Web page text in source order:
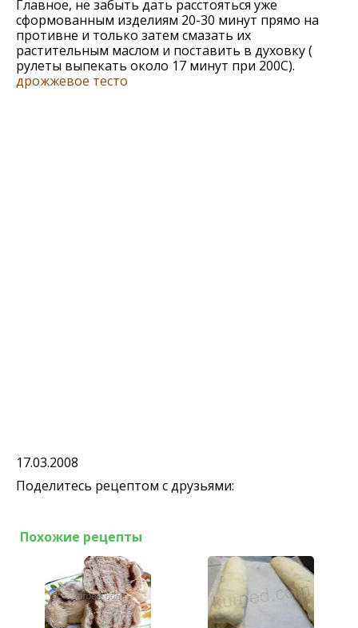
Главное, не забыть дать расстояться уже
сформованным изделиям 20-30 минут прямо на
противне и только затем смазать их
растительным маслом и поставить в духовку (
рулеты выпекать около 17 минут при 200С).
дрожжевое тесто
17.03.2008
Поделитесь рецептом с друзьями:
Похожие рецепты